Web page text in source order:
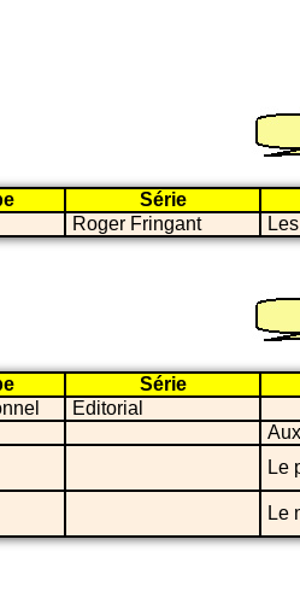
Série
Roger Fringant
Série
Editorial
Le
Le